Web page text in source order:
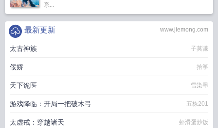
系...
www.jiemong.com
最新更新
太古神族 子莫谦
佞娇 拾筝
天下诡医 雪染墨
游戏降临：开局一把破木弓 五栋201
太虚戒：穿越诸天 虾滑蛋炒饭